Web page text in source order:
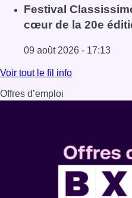
Lire l'article La 718e
Festival
cœur de la 20e
09 août 2026 - 17:13
Lire l'article Festival
Voir tout le fil info
Offres d’emploi